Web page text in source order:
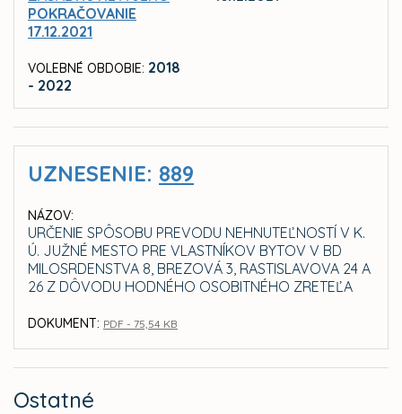
POKRAČOVANIE
17.12.2021
VOLEBNÉ OBDOBIE: 2018
- 2022
UZNESENIE: 889
NÁZOV:
URČENIE SPÔSOBU PREVODU NEHNUTEĽNOSTÍ V K.
Ú. JUŽNÉ MESTO PRE VLASTNÍKOV BYTOV V BD
MILOSRDENSTVA 8, BREZOVÁ 3, RASTISLAVOVA 24 A
26 Z DÔVODU HODNÉHO OSOBITNÉHO ZRETEĽA
DOKUMENT: PDF - 75,54 KB
Ostatné